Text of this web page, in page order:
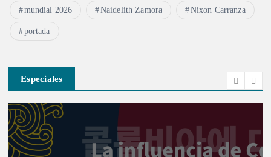
mundial 2026 Naidelith Zamora Nixon Carranza
portada
Especiales